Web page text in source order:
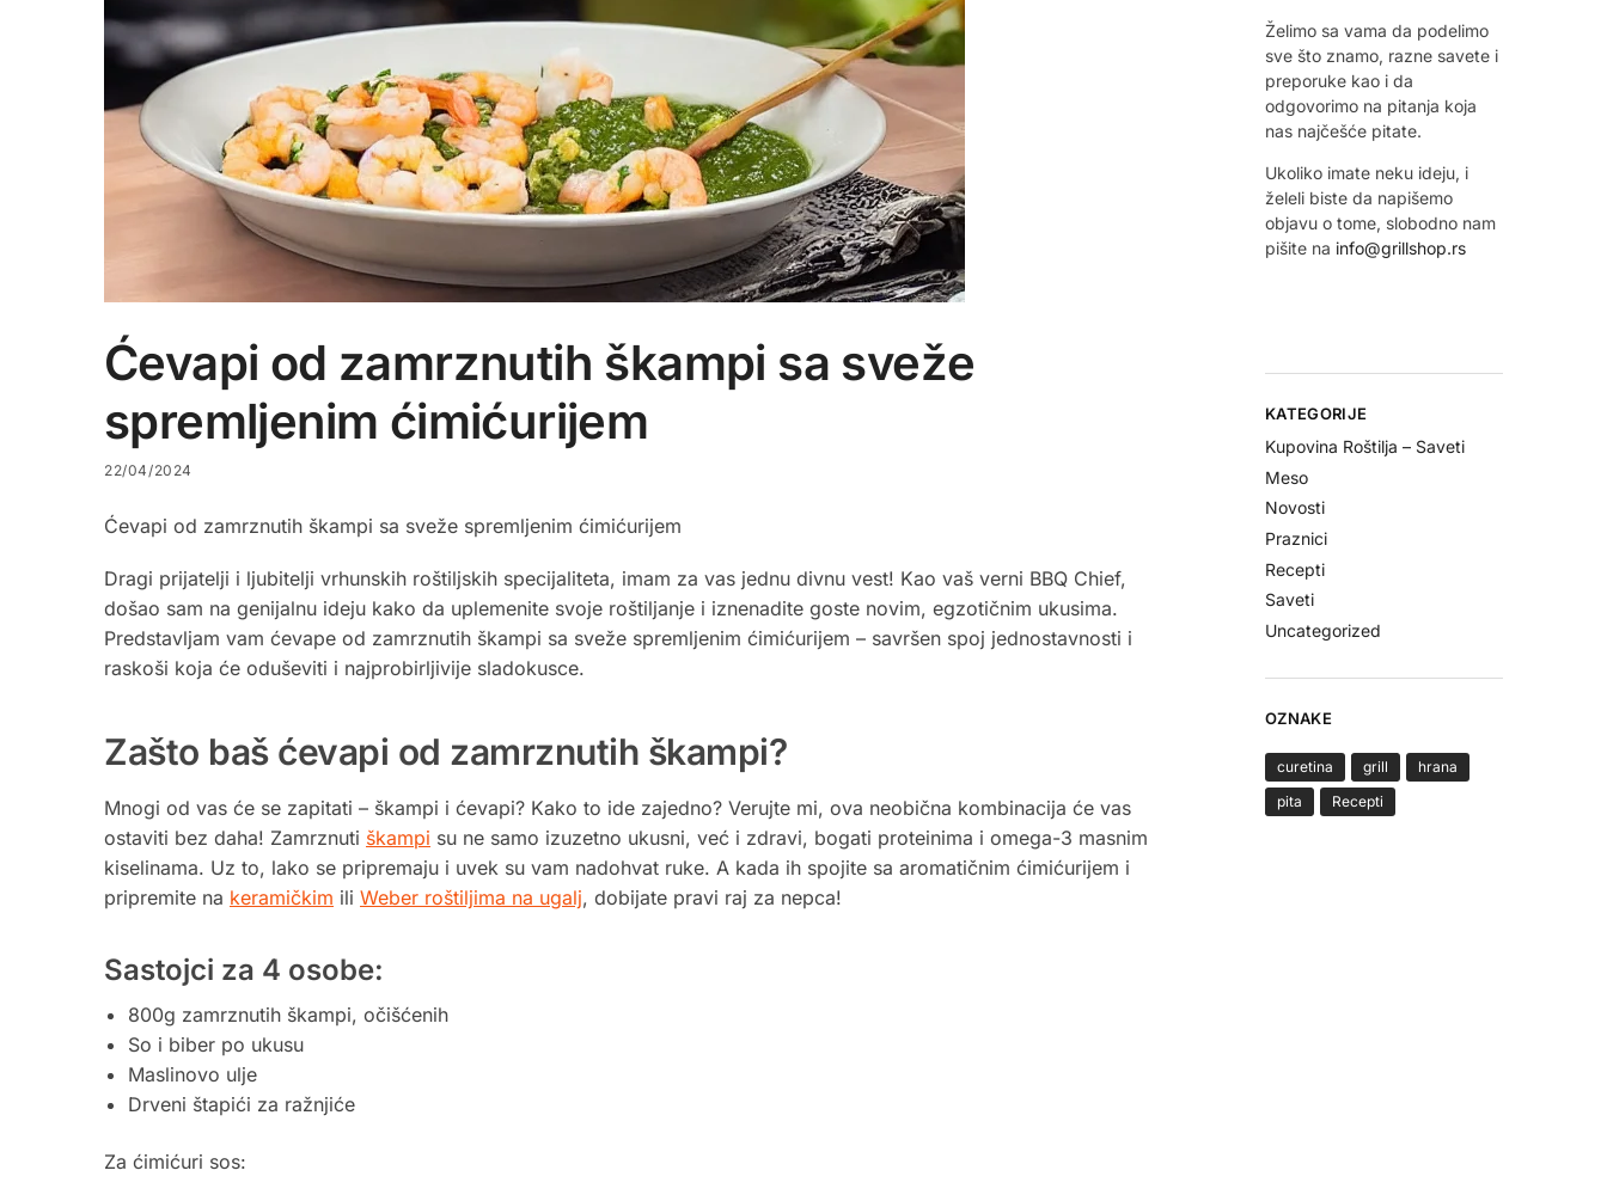
Ćevapi od zamrznutih škampi sa sveže
spremljenim ćimićurijem
22/04/2024
Ćevapi od zamrznutih škampi sa sveže spremljenim ćimićurijem
Dragi prijatelji i ljubitelji vrhunskih roštiljskih specijaliteta, imam za vas jednu divnu vest! Kao vaš verni BBQ Chief,
došao sam na genijalnu ideju kako da uplemenite svoje roštiljanje i iznenadite goste novim, egzotičnim ukusima.
Predstavljam vam ćevape od zamrznutih škampi sa sveže spremljenim ćimićurijem – savršen spoj jednostavnosti i
raskoši koja će oduševiti i najprobirljivije sladokusce.
Zašto baš ćevapi od zamrznutih škampi?
Mnogi od vas će se zapitati – škampi i ćevapi? Kako to ide zajedno? Verujte mi, ova neobična kombinacija će vas
ostaviti bez daha! Zamrznuti škampi su ne samo izuzetno ukusni, već i zdravi, bogati proteinima i omega-3 masnim
kiselinama. Uz to, lako se pripremaju i uvek su vam nadohvat ruke. A kada ih spojite sa aromatičnim ćimićurijem i
pripremite na keramičkim ili Weber roštiljima na ugalj, dobijate pravi raj za nepca!
Sastojci za 4 osobe:
800g zamrznutih škampi, očišćenih
So i biber po ukusu
Maslinovo ulje
Drveni štapići za ražnjiće
Za ćimićuri sos:
Želimo sa vama da podelimo
sve što znamo, razne savete i
preporuke kao i da
odgovorimo na pitanja koja
nas najčešće pitate.
Ukoliko imate neku ideju, i
želeli biste da napišemo
objavu o tome, slobodno nam
pišite na info@grillshop.rs
KATEGORIJE
Kupovina Roštilja – Saveti
Meso
Novosti
Praznici
Recepti
Saveti
Uncategorized
OZNAKE
curetina grill
hrana
pita
Recepti